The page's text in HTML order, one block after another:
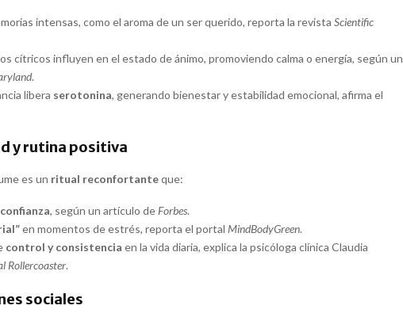
intensas, como el aroma de un ser querido, reporta la revista Scientific
cítricos influyen en el estado de ánimo, promoviendo calma o energía, según un
.
libera serotonina, generando bienestar y estabilidad emocional, afirma el
y rutina positiva
es un ritual reconfortanteque:
, según un artículo de Forbes.
en momentos de estrés, reporta el portal MindBodyGreen.
control y consistencia en la vida diaria, explica la psicóloga clínica Claudia
Rollercoaster.
sociales